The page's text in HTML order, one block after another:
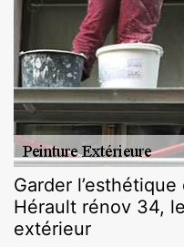
Garder
Hérault rénov 34,
extérieur